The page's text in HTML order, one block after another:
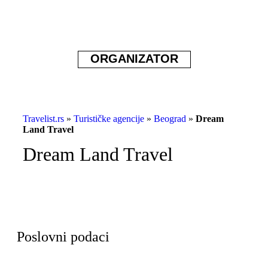
ORGANIZATOR
Travelist.rs » Turističke agencije » Beograd » Dream
Land Travel
Dream Land Travel
Poslovni podaci